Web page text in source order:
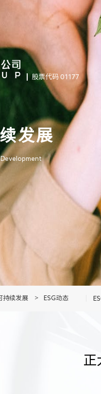
股票代码 01177
发展
持续发展 > ESG动态
正